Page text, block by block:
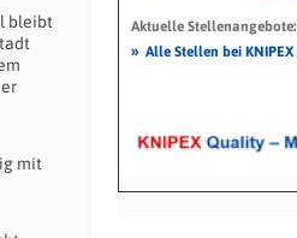
bleibt
mit
Aktuelle Stellenangebote:
» Alle Stellen bei KNIPEX